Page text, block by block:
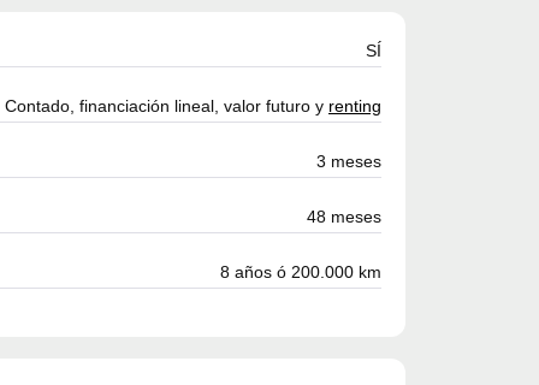
SÍ
Contado, financiación lineal, valor futuro y renting
3 meses
48 meses
8 años ó 200.000 km